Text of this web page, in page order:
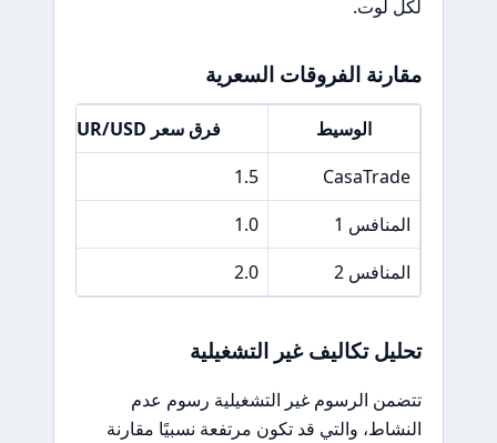
لكل لوت.
مقارنة الفروقات السعرية
الوسيط
فرق سعر EUR/USD
CasaTrade
1.5
المنافس 1
1.0
المنافس 2
2.0
تحليل تكاليف غير التشغيلية
تتضمن الرسوم غير التشغيلية رسوم عدم
النشاط، والتي قد تكون مرتفعة نسبيًا مقارنة